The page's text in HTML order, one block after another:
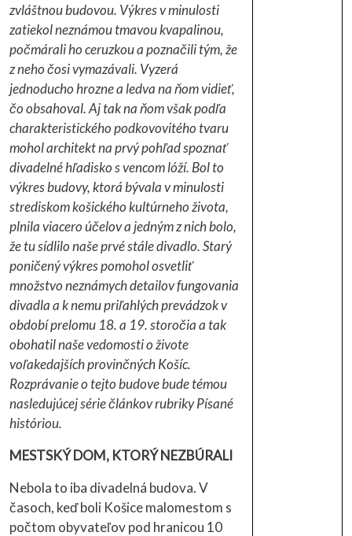
zvláštnou budovou. Výkres v minulosti
zatiekol neznámou tmavou kvapalinou,
počmárali ho ceruzkou a poznačili tým, že
z neho čosi vymazávali. Vyzerá
jednoducho hrozne a ledva na ňom vidieť,
čo obsahoval. Aj tak na ňom však podľa
charakteristického podkovovitého tvaru
mohol architekt na prvý pohľad spoznať
divadelné hľadisko s vencom lóží. Bol to
výkres budovy, ktorá bývala v minulosti
strediskom košického kultúrneho života,
plnila viacero účelov a jedným z nich bolo,
že tu sídlilo naše prvé stále divadlo. Starý
poničený výkres pomohol osvetliť
množstvo neznámych detailov fungovania
divadla a k nemu priľahlých prevádzok v
období prelomu 18. a 19. storočia a tak
obohatil naše vedomosti o živote
voľakedajších provinčných Košíc.
Rozprávanie o tejto budove bude témou
nasledujúcej série článkov rubriky Písané
históriou.
MESTSKÝ DOM, KTORÝ NEZBÚRALI
Nebola to iba divadelná budova. V
časoch, keď boli Košice malomestom s
počtom obyvateľov pod hranicou 10